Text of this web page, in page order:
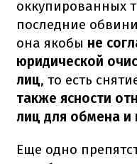
оккупированных
последние
она якобы не
юридической
лиц, то есть
также ясности
лиц для обмена и
Еще одно